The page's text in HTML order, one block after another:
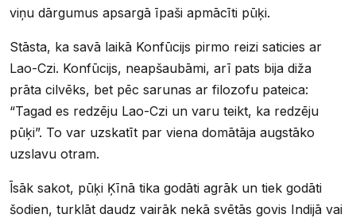
viņu dārgumus apsargā īpaši apmācīti pūķi.
Stāsta, ka savā laikā Konfūcijs pirmo reizi saticies ar
Lao-Czi. Konfūcijs, neapšaubāmi, arī pats bija diža
prāta cilvēks, bet pēc sarunas ar filozofu pateica:
“Tagad es redzēju Lao-Czi un varu teikt, ka redzēju
pūķi”. To var uzskatīt par viena domātāja augstāko
uzslavu otram.
Īsāk sakot, pūķi Ķīnā tika godāti agrāk un tiek godāti
šodien, turklāt daudz vairāk nekā svētās govis Indijā vai